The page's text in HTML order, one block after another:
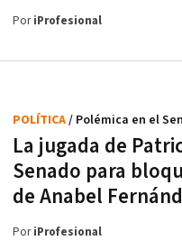
PoriProfesional
La jugada de
Senado para
de Anabel
POLÍTICA/ Polémica en el
PoriProfesional